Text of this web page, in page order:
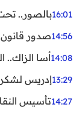
16:01بالصور..
14:56صدور قانون جديد يُنهي نظام 12 ساعة..
14:08أسا الزاك..
13:29إدريس لشكر
14:27تأسيس